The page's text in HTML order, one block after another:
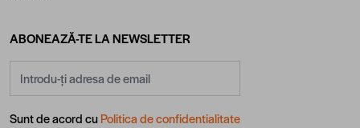
ABONEAZĂ-TE LA NEWSLETTER
Sunt de acord cuPolitica de confidentialitate